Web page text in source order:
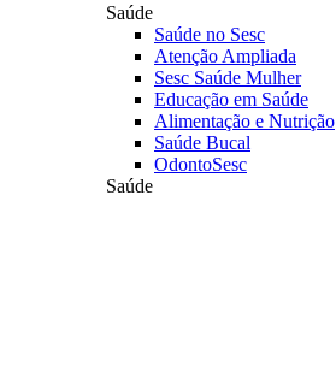
Saúde
Saúde no Sesc
Atenção Ampliada
Sesc Saúde Mulher
Educação em Saúde
Alimentação e Nutrição
Saúde Bucal
OdontoSesc
Saúde